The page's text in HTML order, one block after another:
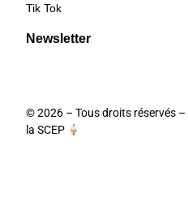
Tik Tok
Newsletter
© 2026 – Tous droits réservés –
la SCEP